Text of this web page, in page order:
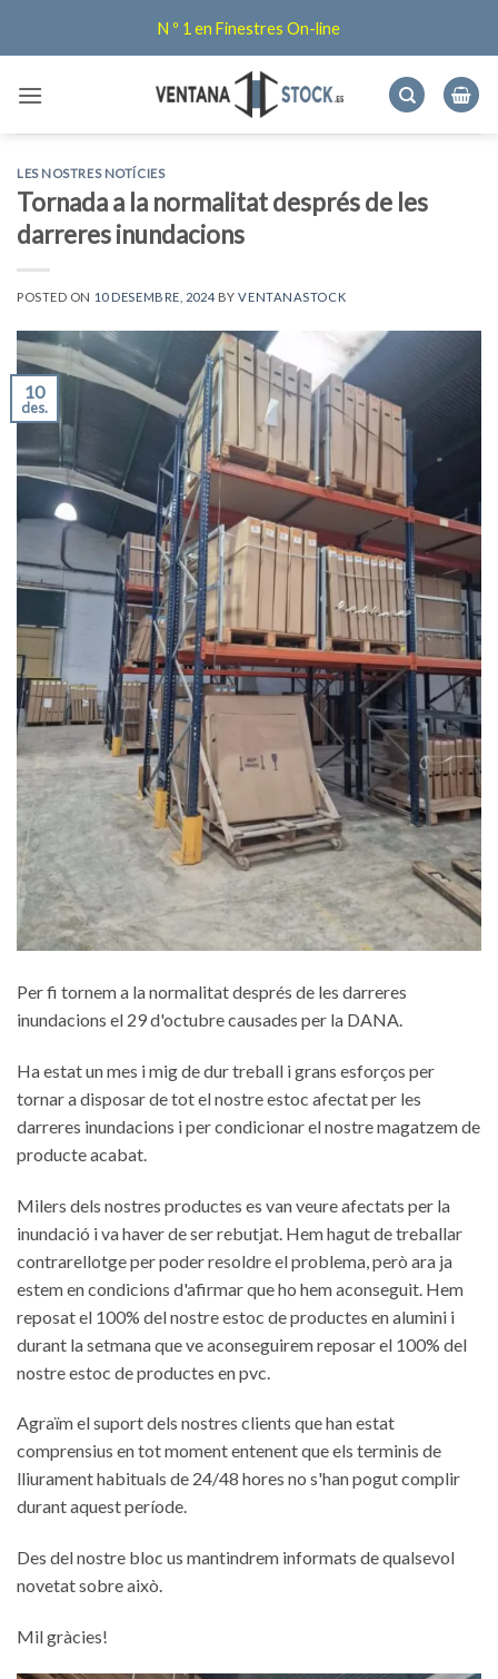
N º 1 en Finestres On-line
LES NOSTRES NOTÍCIES
Tornada a la normalitat després de les
darreres inundacions
POSTED ON 10 DESEMBRE, 2024 BYVENTANASTOCK
10
des.
Per fi tornem a la normalitat després de les darreres
inundacions el 29 d'octubre causades per la DANA.
Ha estat un mes i mig de dur treball i grans esforços per
tornar a disposar de tot el nostre estoc afectat per les
darreres inundacions i per condicionar el nostre magatzem de
producte acabat.
Milers dels nostres productes es van veure afectats per la
inundació i va haver de ser rebutjat. Hem hagut de treballar
contrarellotge per poder resoldre el problema, però ara ja
estem en condicions d'afirmar que ho hem aconseguit. Hem
reposat el 100% del nostre estoc de productes en alumini i
durant la setmana que ve aconseguirem reposar el 100% del
nostre estoc de productes en pvc.
Agraïm el suport dels nostres clients que han estat
comprensius en tot moment entenent que els terminis de
lliurament habituals de 24/48 hores no s'han pogut complir
durant aquest període.
Des del nostre bloc us mantindrem informats de qualsevol
novetat sobre això.
Mil gràcies!